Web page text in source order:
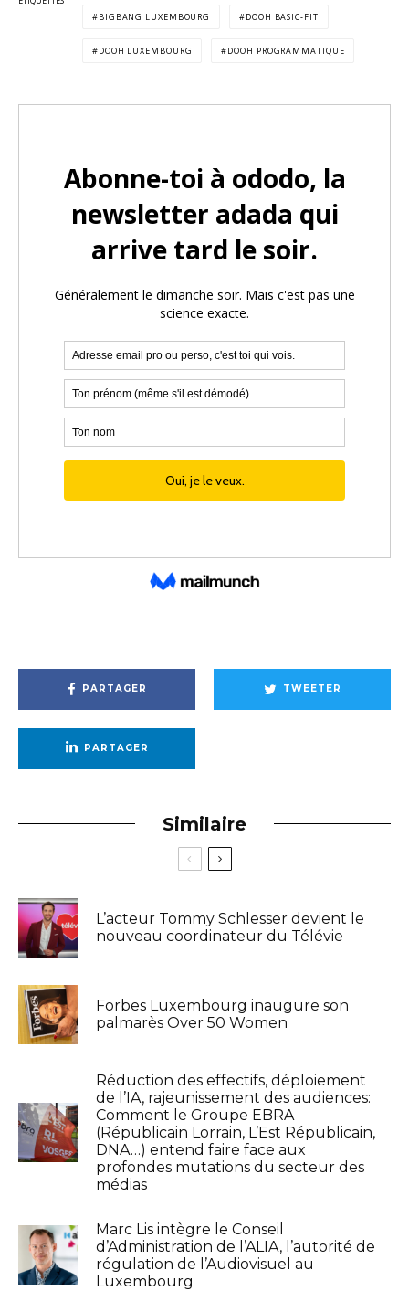
BIGBANG LUXEMBOURG
DOOH BASIC-FIT
DOOH LUXEMBOURG DOOH PROGRAMMATIQUE
PARTAGER TWEETER
PARTAGER
Similaire
L’acteur Tommy Schlesser devient le
nouveau coordinateur du Télévie
Forbes Luxembourg inaugure son
palmarès Over 50 Women
Réduction des effectifs, déploiement
de l’IA, rajeunissement des audiences:
Comment le Groupe EBRA
(Républicain Lorrain, L’Est Républicain,
DNA…) entend faire face aux
profondes mutations du secteur des
médias
Marc Lis intègre le Conseil
d’Administration de l’ALIA, l’autorité de
régulation de l’Audiovisuel au
Luxembourg